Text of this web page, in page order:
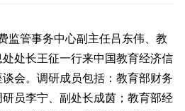
监管事务中心副主任吕东伟、教
处长王征一行来中国教育经济信
会。调研成员包括：教育部财务
员李宁、副处长成茵；教育部经